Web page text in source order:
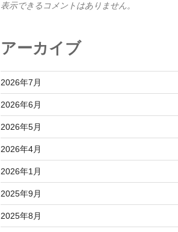
表示できるコメントはありません。
アーカイブ
2026年7月
2026年6月
2026年5月
2026年4月
2026年1月
2025年9月
2025年8月